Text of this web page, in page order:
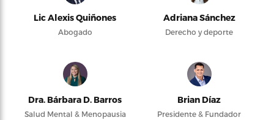
Lic Alexis Quiñones
Abogado
Adriana Sánchez
Derecho y deporte
Dra. Bárbara D. Barros
Salud Mental & Menopausia
Brian Díaz
Presidente & Fundador